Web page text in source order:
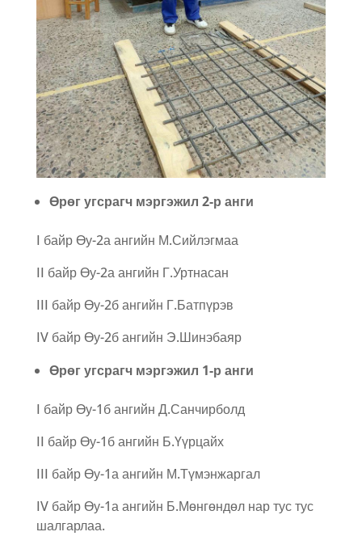
Өрөг угсрагч мэргэжил 2-р анги
I байр Өу-2а ангийн М.Сийлэгмаа
II байр Өу-2а ангийн Г.Уртнасан
III байр Өу-2б ангийн Г.Батпүрэв
IV байр Өу-2б ангийн Э.Шинэбаяр
Өрөг угсрагч мэргэжил 1-р анги
I байр Өу-1б ангийн Д.Санчирболд
II байр Өу-1б ангийн Б.Үүрцайх
III байр Өу-1а ангийн М.Түмэнжаргал
IV байр Өу-1а ангийн Б.Мөнгөндөл нар тус тус
шалгарлаа.